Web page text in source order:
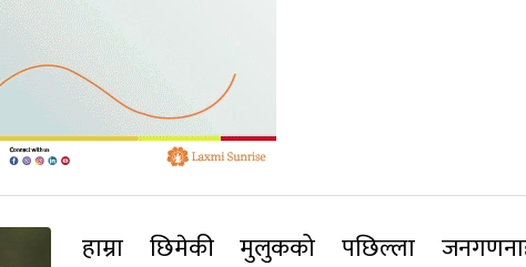
हाम्रा छिमेकी मुलुकको पछिल्ला